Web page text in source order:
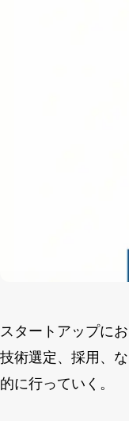
スタートアップに
技術選定、採用、
的に行っていく。